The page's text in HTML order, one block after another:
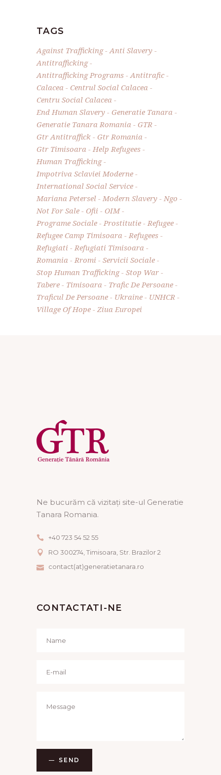
TAGS
Against Trafficking
Anti Slavery
Antitrafficking
Antitrafficking Programs
Antitrafic
Calacea
Centrul Social Calacea
Centru Social Calacea
End Human Slavery
Generatie Tanara
Generatie Tanara Romania
GTR
Gtr Antitraffick
Gtr Romania
Gtr Timisoara
Help Refugees
Human Trafficking
Impotriva Sclaviei Moderne
International Social Service
Mariana Petersel
Modern Slavery
Ngo
Not For Sale
Ofii
OIM
Programe Sociale
Prostitutie
Refugee
Refugee Camp Timisoara
Refugees
Refugiati
Refugiati Timisoara
Romania
Rromi
Servicii Sociale
Stop Human Trafficking
Stop War
Tabere
Timisoara
Trafic De Persoane
Traficul De Persoane
Ukraine
UNHCR
Village Of Hope
Ziua Europei
Ne bucurăm că vizitați site-ul Generatie
Tanara Romania.
+40 723 54 52 55
RO 300274, Timisoara, Str. Brazilor 2
contact(at)generatietanara.ro
CONTACTATI-NE
SEND